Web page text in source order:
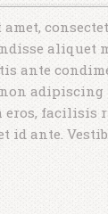
aliquet
ante
adipiscing
eros, facilisis
id ante.